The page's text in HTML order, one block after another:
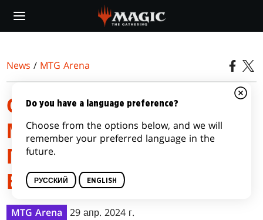
main
News / MTG Arena
СЫГРАЙТЕ ДРАФТЫ В
МАГАЗИНЕ WPN В МАЕ,
ПОЛУЧИТЕ НАГРАДЫ
В MTG ARENA В ИЮНЕ
MTG Arena 29 апр. 2024 г.
Do you have a language preference?
Choose from the options below, and we will
remember your preferred language in the
future.
РУССКИЙ ENGLISH